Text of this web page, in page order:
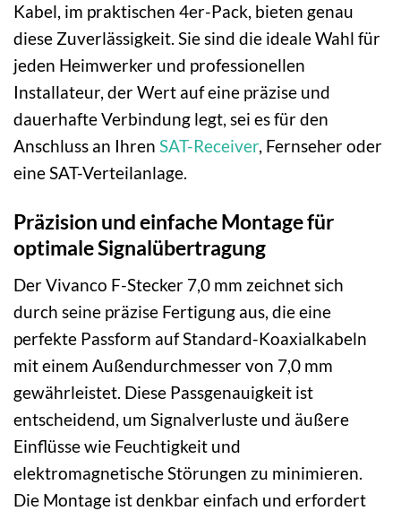
Kabel, im praktischen 4er-Pack, bieten genau
diese Zuverlässigkeit. Sie sind die ideale Wahl für
jeden Heimwerker und professionellen
Installateur, der Wert auf eine präzise und
dauerhafte Verbindung legt, sei es für den
Anschluss an Ihren SAT-Receiver, Fernseher oder
eine SAT-Verteilanlage.
Präzision und einfache Montage für
optimale Signalübertragung
Der Vivanco F-Stecker 7,0 mm zeichnet sich
durch seine präzise Fertigung aus, die eine
perfekte Passform auf Standard-Koaxialkabeln
mit einem Außendurchmesser von 7,0 mm
gewährleistet. Diese Passgenauigkeit ist
entscheidend, um Signalverluste und äußere
Einflüsse wie Feuchtigkeit und
elektromagnetische Störungen zu minimieren.
Die Montage ist denkbar einfach und erfordert